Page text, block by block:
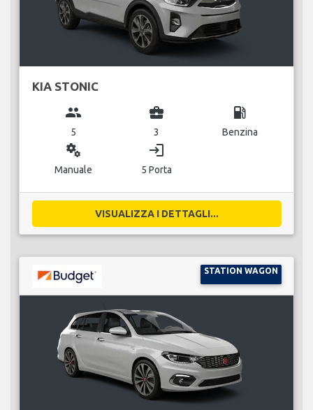
KIA STONIC
group
5
business_center
3
local_gas_station
Benzina
miscellaneous_services
Manuale
login
5 Porta
VISUALIZZA I DETTAGLI...
STATION WAGON